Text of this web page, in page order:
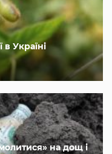
Україні
на дощ і